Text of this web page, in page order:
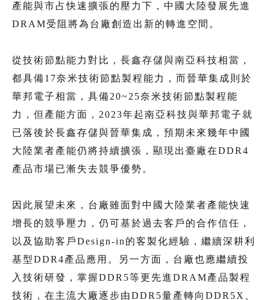
產能與市占快速擴張的壓力下，中國大陸發展先進
DRAM受阻將為台廠創造出新的轉進空間。
從技術節點能力對比，長鑫存儲與南亞科技相當，
都具備17奈米技術節點製程能力，而晉華集成則於
華邦電子相當，具備20~25奈米技術節點製程能
力，但產能方面，2023年起南亞科技與華邦電子就
已落後於長鑫存儲與晉華集成，預期未來幾年中國
大陸業者產能仍將持續擴張，顯現出臺廠在DDR4
產品市場已漸失去競爭優勢。
因此展望未來，台廠雖面對中國大陸業者產能快速
增長的競爭壓力，仍可基於過去客戶的合作信任，
以及協助客戶Design-in的客製化經驗，繼續深耕利
基型DDR4產品應用。另一方面，台廠也應繼續投
入技術研發，掌握DDR5等更先進DRAM產品製程
技術，在主流大廠逐步由DDR5量產轉向DDR5X、